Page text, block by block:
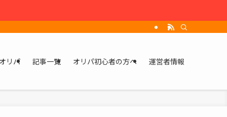
リパ 記事一覧 オリパ初心者の方へ 運営者情報